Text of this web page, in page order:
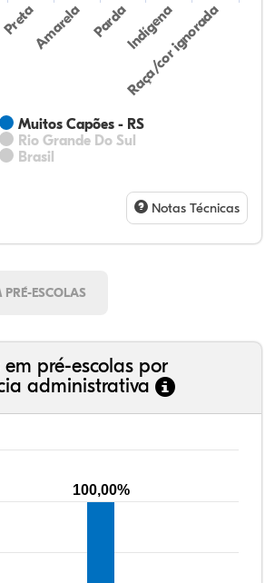
Muitos Capões - RS
Rio Grande Do Sul
Brasil
PretaAmarela PardaIndígena
Raça/cor ignorada
Notas Técnicas
ESCOLAS
pré-escolas por
administrativa
100,00%